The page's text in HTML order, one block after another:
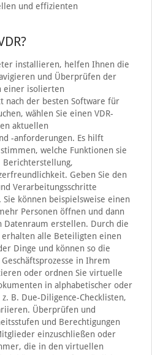
und effizienten
installieren, helfen Ihnen die
und Überprüfen der
einer isolierten
nach der besten Software für
wählen Sie einen VDR-
aktuellen
-anforderungen. Es hilft
welche Funktionen sie
Berichterstellung,
Geben Sie den
Verarbeitungsschritte
können beispielsweise einen
Personen öffnen und dann
erstellen. Durch die
erhalten alle Beteiligten einen
Dinge und können so die
in Ihrem
oder ordnen Sie virtuelle
in alphabetischer oder
B. Due-Diligence-Checklisten,
Überprüfen und
und Berechtigungen
einzuschließen oder
die in den virtuellen